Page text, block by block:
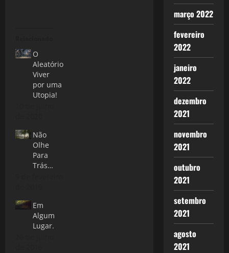
O
Aleatório
Viver
por uma
Utopia!
Não
Olhe
Para
Trás…
Em
Algum
Lugar.
março 2022
fevereiro
2022
janeiro
2022
dezembro
2021
novembro
2021
outubro
2021
setembro
2021
agosto
2021